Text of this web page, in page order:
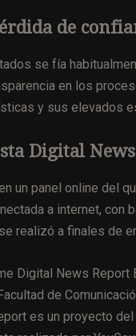
de
se fía
en los
y sus elevados
Digital
un panel online del
a internet,
realizó a finales de
Digital News
de
es un proyecto